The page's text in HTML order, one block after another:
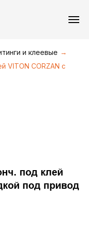
и клеевые →
VITON CORZAN с
под клей
под привод